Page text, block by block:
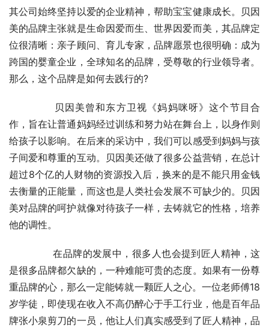
其公司始终坚持以爱的企业精神，帮助宝宝健康成长。贝因
美的品牌主张就是生命因爱而生、世界因爱而美，其品牌定
位很清晰：亲子顾问、育儿专家，品牌愿景也很明确：成为
跨国的婴童企业，全球知名的品牌，受尊敬的行业领导者。
那么，这个品牌是如何去践行的?
作，旨在让普通妈妈经过训练和努力站在舞台上，以身作则
给孩子以影响。在后来的采访中，我们可以感受到妈妈与孩
子间爱和尊重的互动。贝因美还做了很多公益营销，在总计
超过8个亿的人财物的资源投入后，换来的是不能只用金钱
去衡量的正能量，而这也是人类社会发展不可缺少的。贝因
美对品牌的呵护就像对待孩子一样，去铸就它的性格，培养
他的调性。
是很多品牌都欠缺的，一种难能可贵的态度。如果有一份尊
重品牌的心，那么一定能铸就一颗匠人之心。一位老师傅18
岁学徒，即使现在收入不高仍醉心于手工行业，他是百年品
牌张小泉剪刀的一员，他让人们真实感受到了匠人精神，品